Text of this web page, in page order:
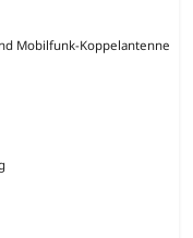
Mobilfunk-Koppelantenne